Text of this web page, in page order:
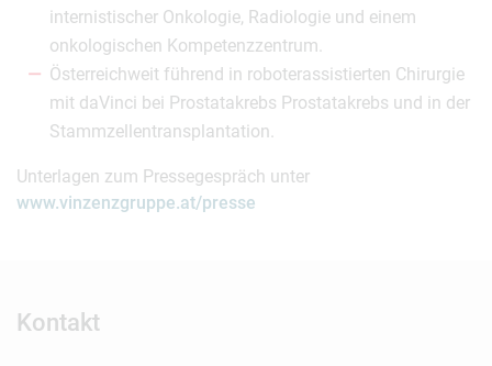
internistischer Onkologie, Radiologie und einem
onkologischen Kompetenzzentrum.
Österreichweit führend in roboterassistierten Chirurgie
mit daVinci bei Prostatakrebs Prostatakrebs und in der
Stammzellentransplantation.
Unterlagen zum Pressegespräch unter
www.vinzenzgruppe.at/presse
Kontakt